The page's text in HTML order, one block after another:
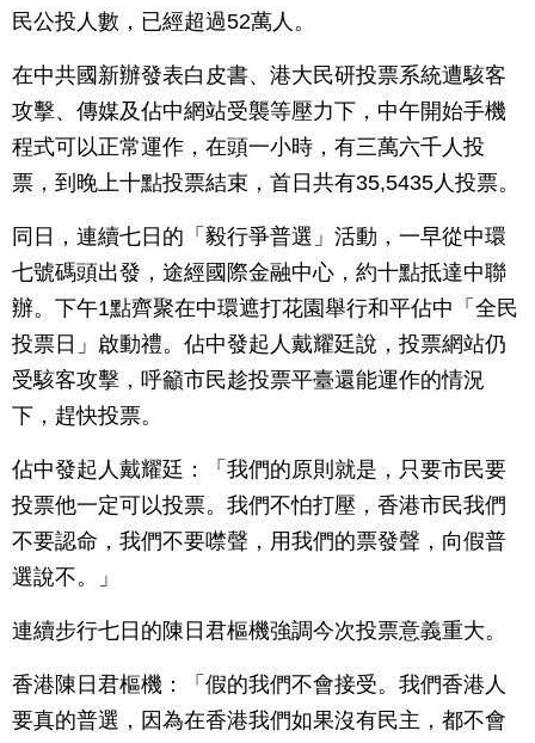
民公投人數，已經超過52萬人。
在中共國新辦發表白皮書、港大民研投票系統遭駭客
攻擊、傳媒及佔中網站受襲等壓力下，中午開始手機
程式可以正常運作，在頭一小時，有三萬六千人投
票，到晚上十點投票結束，首日共有35,5435人投票。
同日，連續七日的「毅行爭普選」活動，一早從中環
七號碼頭出發，途經國際金融中心，約十點抵達中聯
辦。下午1點齊聚在中環遮打花園舉行和平佔中「全民
投票日」啟動禮。佔中發起人戴耀廷說，投票網站仍
受駭客攻擊，呼籲市民趁投票平臺還能運作的情況
下，趕快投票。
佔中發起人戴耀廷：「我們的原則就是，只要市民要
投票他一定可以投票。我們不怕打壓，香港市民我們
不要認命，我們不要噤聲，用我們的票發聲，向假普
選說不。」
連續步行七日的陳日君樞機強調今次投票意義重大。
香港陳日君樞機：「假的我們不會接受。我們香港人
要真的普選，因為在香港我們如果沒有民主，都不會